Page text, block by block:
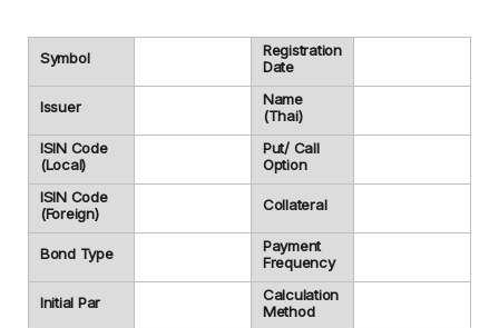
Symbol
Registration
Date
Issuer
Name
(Thai)
ISIN Code
(Local)
Put/ Call
Option
ISIN Code
(Foreign)
Collateral
Bond Type
Payment
Frequency
Initial Par
Calculation
Method